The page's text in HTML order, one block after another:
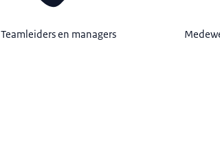
Teamleiders en managers